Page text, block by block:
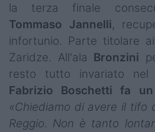
la terza finale
Tommaso
Jannelli,
infortunio. Parte titolare
Zaridze. All'ala Bronzini
resto tutto invariato nel
Fabrizio Boschetti fa
«Chiediamo di avere il tifo
Reggio. Non è tanto